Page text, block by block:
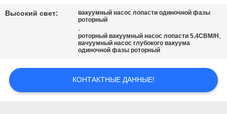
ЗАПРОСИТЕ
COMPRESSOR
Высокий свет:
вакуумный насос лопасти одиночной фазы
роторный
,
роторный вакуумный насос лопасти 5.4CBM/H ,
вачуумный насос глубокого вакуума
одиночной фазы роторный
КОНТАКТНЫЕ ДАННЫЕ!